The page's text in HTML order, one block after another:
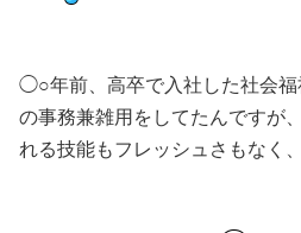
◯○年前、高卒で入社した社会福
の事務兼雑用をしてたんですが
れる技能もフレッシュさもなく